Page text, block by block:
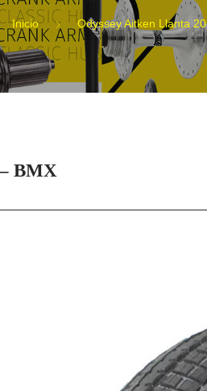
Inicio Odyssey Aitken Llanta
BMX